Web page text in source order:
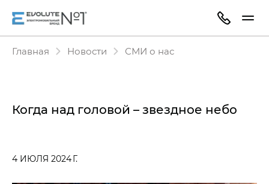
Главная Новости СМИ о нас
Когда над головой – звездное небо
4 ИЮЛЯ 2024 Г.